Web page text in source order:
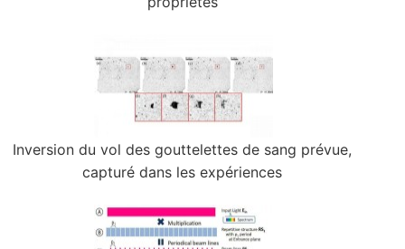
Inversion du vol des gouttelettes de sang prévue,
capturé dans les expériences